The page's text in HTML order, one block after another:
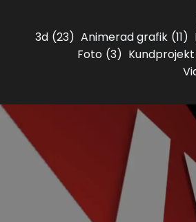
3d (23) Animerad grafik (11)
Foto (3) Kundprojekt